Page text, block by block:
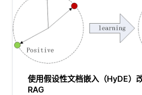
使用假设性文档嵌入（HyDE）
RAG